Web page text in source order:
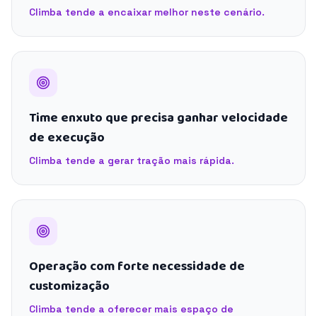
Climba tende a encaixar melhor neste cenário.
Time enxuto que precisa ganhar velocidade
de execução
Climba tende a gerar tração mais rápida.
Operação com forte necessidade de
customização
Climba tende a oferecer mais espaço de